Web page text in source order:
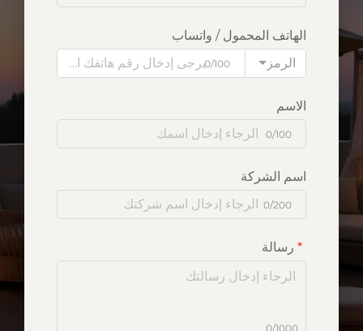
الهاتف المحمول / واتساب
الرمز
0/100
الاسم
0/100
اسم الشركة
0/200
رسالة
0/1000